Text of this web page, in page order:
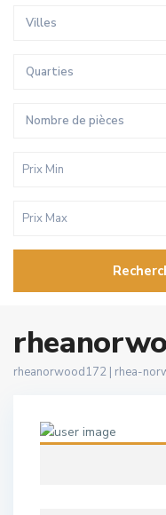
Villes
Quarties
Nombre de pièces
rheanorwood172 | rhea-